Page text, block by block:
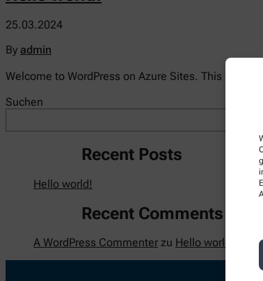
25.03.2024
By admin
Welcome to WordPress on Azure Sites. This is
Suchen
Recent Posts
Hello world!
Recent Comments
A WordPress Commenter zu Hello world!